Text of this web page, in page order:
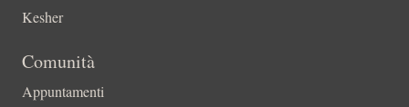
Kesher
Comunità
Appuntamenti